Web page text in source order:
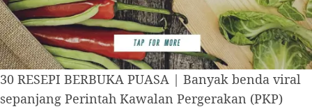
30 RESEPI BERBUKA PUASA | Banyak benda viral
sepanjang Perintah Kawalan Pergerakan (PKP)